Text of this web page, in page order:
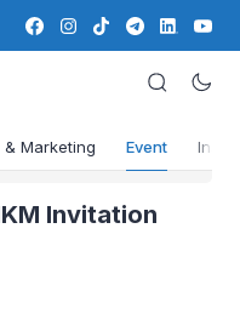
& Marketing Event
Invitation